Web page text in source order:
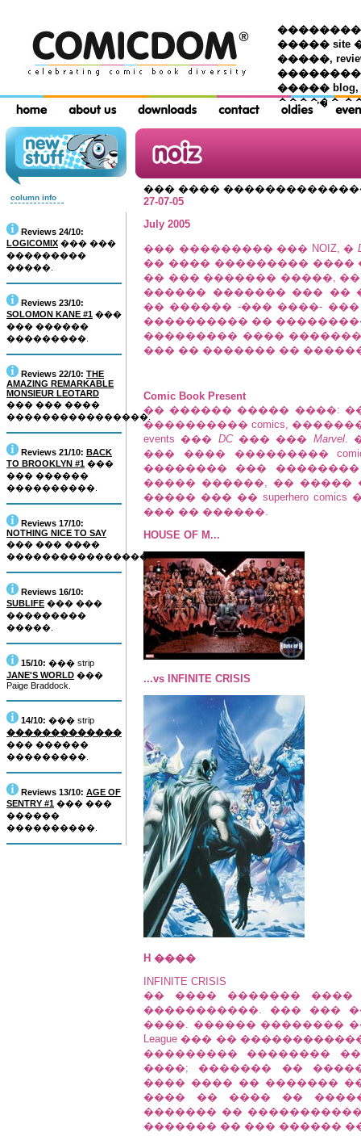
���������
����� site
�����,
����� blog,
������
column info
Reviews 24/10:
LOGICOMIX ��� ���
���������
�����.
Reviews 23/10:
SOLOMON KANE #1 ���
��� ������
���������.
Reviews 22/10: THE
AMAZING REMARKABLE
MONSIEUR LEOTARD
��� ��� ����
����������������.
Reviews 21/10: BACK
TO BROOKLYN #1 ���
��� ������
����������.
Reviews 17/10:
NOTHING NICE TO SAY
��� ��� ����
����������������.
Reviews 16/10:
SUBLIFE ��� ���
���������
�����.
15/10: ��� strip
JANE'S WORLD ���
Paige Braddock.
14/10: ��� strip
�������������
��� ������
���������.
Reviews 13/10: AGE OF
SENTRY #1 ��� ���
������
����������.
��� ����
27-07-05
July 2005
��� ��������� ��� NOIZ, �
�� ���� ���������
�� ��� ������� �����,
������ ������� ��� ��
�� ������ -��� ����- ���
���������� ��
��������� ���� �������
��� �� ������� ��
Comic Book Present
�� ������ ����� ����:
���������� comics,
events ��� DC��� ��� Marvel.
��� ���� ���������
�������� ��� ��������
����� ������, �� �����
����� ��� �� superhero
��� �� ������.
HOUSE OF M...
...vs INFINITE CRISIS
H ����
INFINITE CRISIS
�� ���� ������� ����
�����������. ��� ���
����. ������ ��������
League ��� ��
��������� ��������
����; ������� ��
���� ���� �� �������
���� �� ���� ��
������� ��
������� �� ��� ������